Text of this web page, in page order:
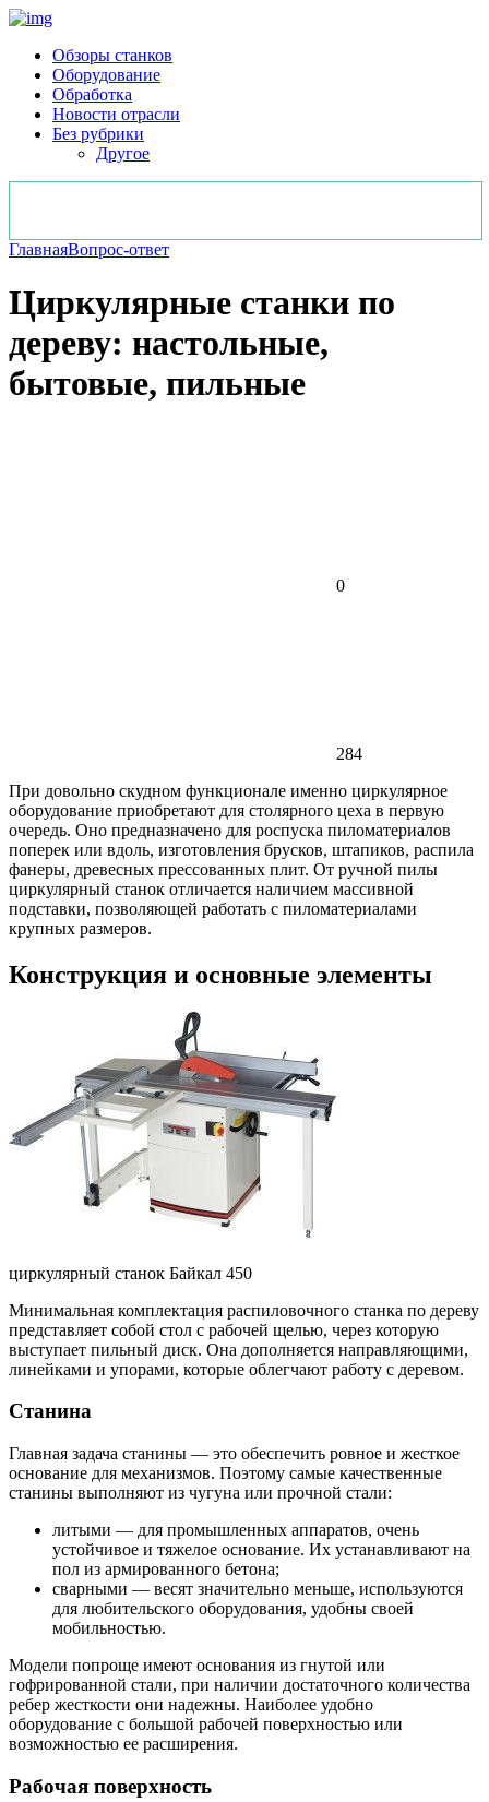
Обзоры станков
Оборудование
Обработка
Новости отрасли
Без рубрики
Другое
ГлавнаяВопрос-ответ
Циркулярные станки по
дереву: настольные,
бытовые, пильные
0
284
При довольно скудном функционале именно циркулярное
оборудование приобретают для столярного цеха в первую
очередь. Оно предназначено для роспуска пиломатериалов
поперек или вдоль, изготовления брусков, штапиков, распила
фанеры, древесных прессованных плит. От ручной пилы
циркулярный станок отличается наличием массивной
подставки, позволяющей работать с пиломатериалами
крупных размеров.
Конструкция и основные элементы
циркулярный станок Байкал 450
Минимальная комплектация распиловочного станка по дереву
представляет собой стол с рабочей щелью, через которую
выступает пильный диск. Она дополняется направляющими,
линейками и упорами, которые облегчают работу с деревом.
Станина
Главная задача станины — это обеспечить ровное и жесткое
основание для механизмов. Поэтому самые качественные
станины выполняют из чугуна или прочной стали:
литыми — для промышленных аппаратов, очень
устойчивое и тяжелое основание. Их устанавливают на
пол из армированного бетона;
сварными — весят значительно меньше, используются
для любительского оборудования, удобны своей
мобильностью.
Модели попроще имеют основания из гнутой или
гофрированной стали, при наличии достаточного количества
ребер жесткости они надежны. Наиболее удобно
оборудование с большой рабочей поверхностью или
возможностью ее расширения.
Рабочая поверхность